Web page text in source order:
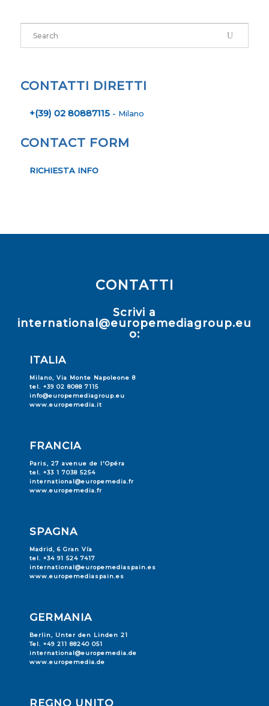
CONTATTI DIRETTI
+(39) 02 80887115- Milano
CONTACT FORM
RICHIESTA INFO
CONTATTI
Scrivi a
international@europemediagroup.eu
o:
ITALIA
Milano, Via Monte Napoleone 8
tel. +39 02 8088 7115
info@europemediagroup.eu
www.europemedia.it
FRANCIA
Paris, 27 avenue de l'Opéra
tel. +33 1 7038 5254
international@europemedia.fr
www.europemedia.fr
SPAGNA
Madrid, 6 Gran Vía
tel. +34 91 524 7417
international@europemediaspain.es
www.europemediaspain.es
GERMANIA
Berlin, Unter den Linden 21
Tel. +49 211 88240 051
international@europemedia.de
www.europemedia.de
REGNO UNITO